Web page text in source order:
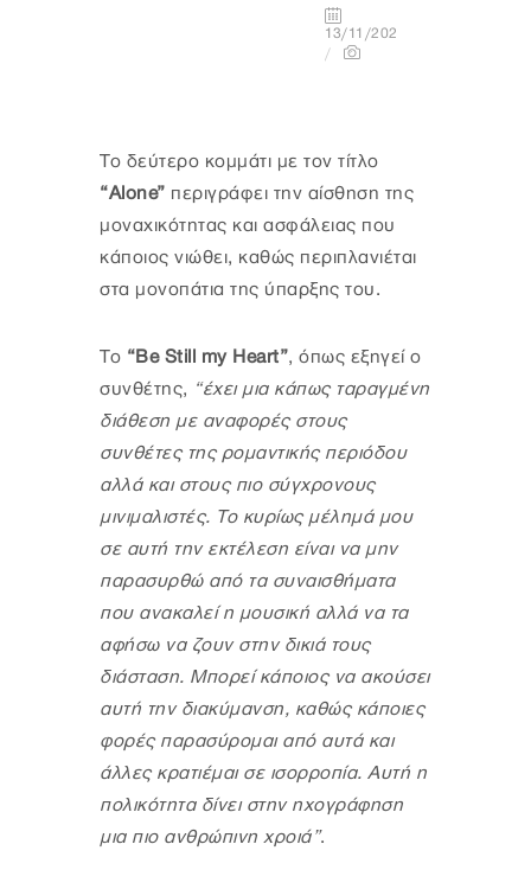
13/11/2022
Το δεύτερο κομμάτι με τον τίτλο
“Alone” περιγράφει την αίσθηση της
μοναχικότητας και ασφάλειας που
κάποιος νιώθει, καθώς περιπλανιέται
στα μονοπάτια της ύπαρξης του.
To “Be Still my Heart”, όπως εξηγεί ο
συνθέτης, “έχει μια κάπως ταραγμένη
διάθεση με αναφορές στους
συνθέτες της ρομαντικής περιόδου
αλλά και στους πιο σύγχρονους
μινιμαλιστές. Το κυρίως μέλημά μου
σε αυτή την εκτέλεση είναι να μην
παρασυρθώ από τα συναισθήματα
που ανακαλεί η μουσική αλλά να τα
αφήσω να ζουν στην δικιά τους
διάσταση. Μπορεί κάποιος να ακούσει
αυτή την διακύμανση, καθώς κάποιες
φορές παρασύρομαι από αυτά και
άλλες κρατιέμαι σε ισορροπία. Αυτή η
πολικότητα δίνει στην ηχογράφηση
μια πιο ανθρώπινη χροιά”.